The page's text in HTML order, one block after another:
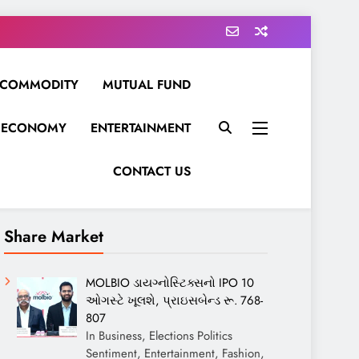
MUTUAL FUND
ECONOMY ENTERTAINMENT
CONTACT US
Share Market
MOLBIO ડાયગ્નોસ્ટિક્સનો IPO 10
ઓગસ્ટે ખૂલશે, પ્રાઇસબેન્ડ રૂ. 768-
807
In Business, Elections Politics
Sentiment, Entertainment, Fashion,